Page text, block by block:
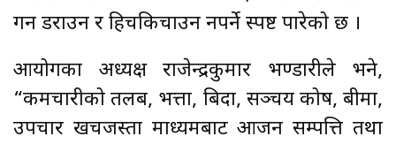
गर्न डराउन र हिचकिचाउन नपर्ने स्पष्ट पारेको छ ।
आयोगका अध्यक्ष राजेन्द्रकुमार भण्डारीले भने,
“कर्मचारीको तलब, भत्ता, बिदा, सञ्चय कोष, बीमा,
उपचार खर्चजस्ता माध्यमबाट आर्जन सम्पत्ति तथा